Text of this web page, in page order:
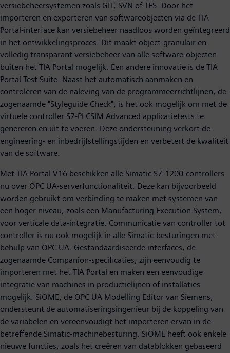
versiebeheersystemen zoals GIT, SVN of TFS. Door het
importeren en exporteren van softwareobjecten via de TIA
Portal-interface kan versiebeheer naadloos worden geïntegreerd
in het ontwikkelingsproces. Dit maakt object-granulair en
volledig transparant versiebeheer van alle software-objecten
buiten het TIA Portal mogelijk. Een andere innovatie is de TIA
Portal Test Suite. Naast het automatisch aanmaken en
controleren van de naleving van de programmeerrichtlijnen, de
zogenaamde "Styleguide Check", is het ook mogelijk om met de
virtuele controller S7-PLCSIM Advanced applicatietests te
genereren en uit te voeren. Deze ondersteuning verkort de
engineering- en inbedrijfstellingstijden en verbetert de kwaliteit
van de software.
Met TIA Portal V16 beschikken alle Simatic S7-1200-controllers
nu over OPC UA-serverfunctionaliteit. Deze kan bijvoorbeeld
worden gebruikt om verbinding te maken met systemen van
een hoger niveau, zoals een Manufacturing Execution System,
voor verticale data-integratie. Communicatie van controller tot
controller is nu ook mogelijk in alle Simatic-besturingen met
behulp van OPC UA. Gestandaardiseerde interfaces, de
zogenaamde Companion-specificaties, zijn eenvoudig te
importeren met het TIA Portal en maken een eenvoudige
integratie van machines in productielijnen of installaties
mogelijk. SiOME, de OPC UA Modelling Editor van Siemens,
ondersteunt de automatiseringsingenieur bij de koppeling van
de variabelen en vereenvoudigt het importeren ervan in de
betreffende Simatic-machinebesturing. SiOME heeft ook enkele
nieuwe functies, zoals het creëren van datablokken gebaseerd